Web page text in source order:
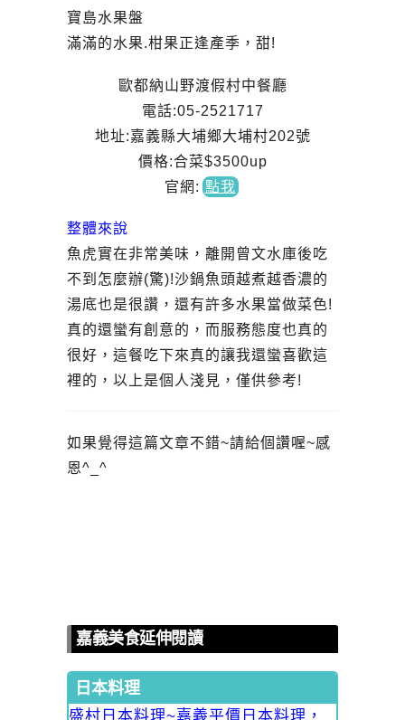
寶島水果盤
滿滿的水果.柑果正逢產季，甜!
歐都納山野渡假村中餐廳
電話:05-2521717
地址:嘉義縣大埔鄉大埔村202號
價格:合菜$3500up
官網 : 點我
整體來說
魚虎實在非常美味，離開曾文水庫後吃
不到怎麼辦(驚)!沙鍋魚頭越煮越香濃的
湯底也是很讚，還有許多水果當做菜色!
真的還蠻有創意的，而服務態度也真的
很好，這餐吃下來真的讓我還蠻喜歡這
裡的，以上是個人淺見，僅供參考!
如果覺得這篇文章不錯~請給個讚喔~感
恩^_^
嘉義美食延伸閱讀
日本料理
盛村日本料理~嘉義平價日本料理，